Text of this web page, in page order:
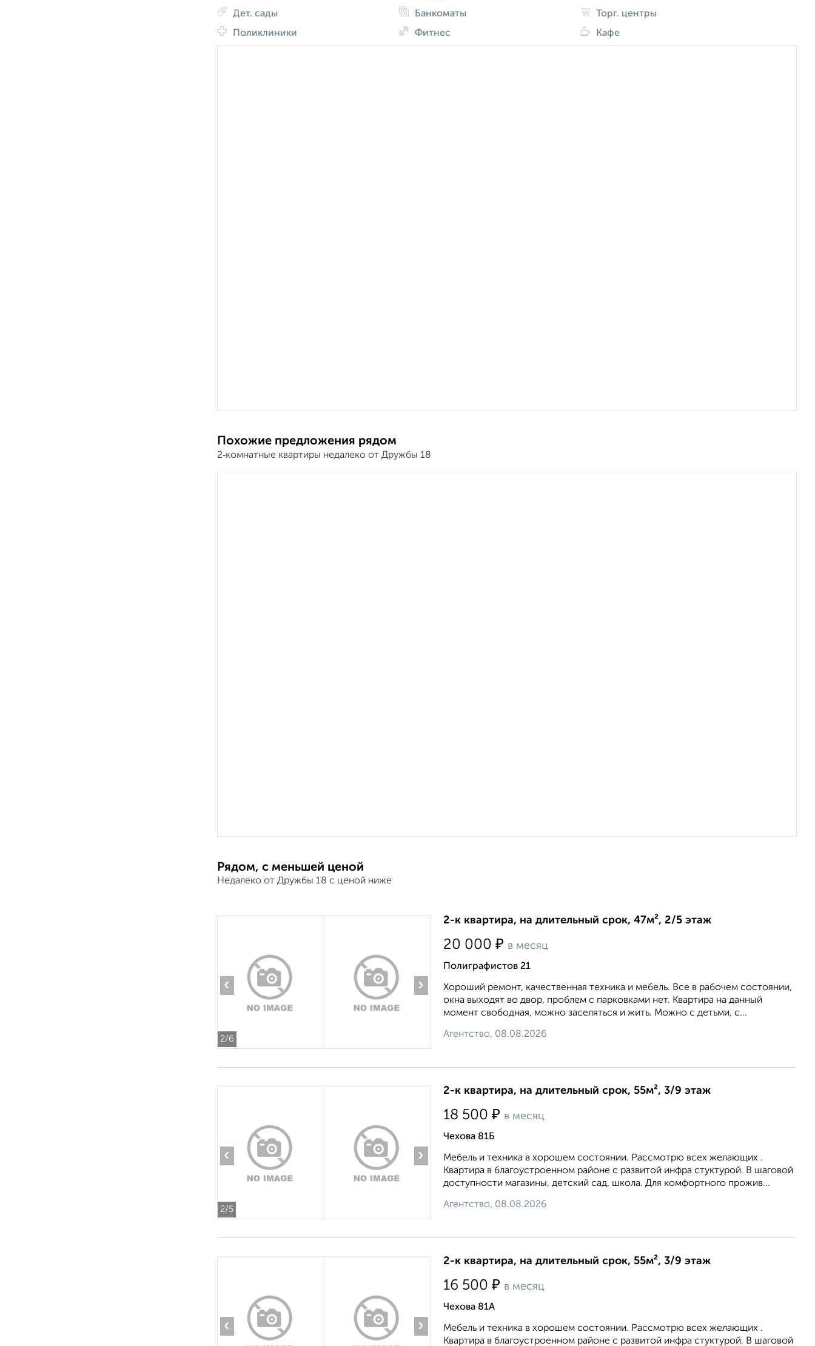
Дет. сады
Поликлиники
Банкоматы
Фитнес
Торг. центры
Кафе
Похожие предложения рядом
2‑комнатные квартиры недалеко от Дружбы 18
Рядом, с меньшей ценой
Недалеко от Дружбы 18 с ценой ниже
2/6
‹ ›
2-к квартира, на длительный срок, 47м², 2/5 этаж
20 000 ₽ в месяц
Полиграфистов 21
Хороший ремонт, качественная техника и мебель. Все в рабочем состоянии,
окна выходят во двор, проблем с парковками нет. Квартира на данный
момент свободная, можно заселяться и жить. Можно с детьми, с...
Агентство, 08.08.2026
2/5
‹ ›
2-к квартира, на длительный срок, 55м², 3/9 этаж
18 500 ₽ в месяц
Чехова 81Б
Мебель и техника в хорошем состоянии. Рассмотрю всех желающих .
Квартира в благоустроенном районе с развитой инфра стуктурой. В шаговой
доступности магазины, детский сад, школа. Для комфортного прожив...
Агентство, 08.08.2026
‹ ›
2-к квартира, на длительный срок, 55м², 3/9 этаж
16 500 ₽ в месяц
Чехова 81А
Мебель и техника в хорошем состоянии. Рассмотрю всех желающих .
Квартира в благоустроенном районе с развитой инфра стуктурой. В шаговой